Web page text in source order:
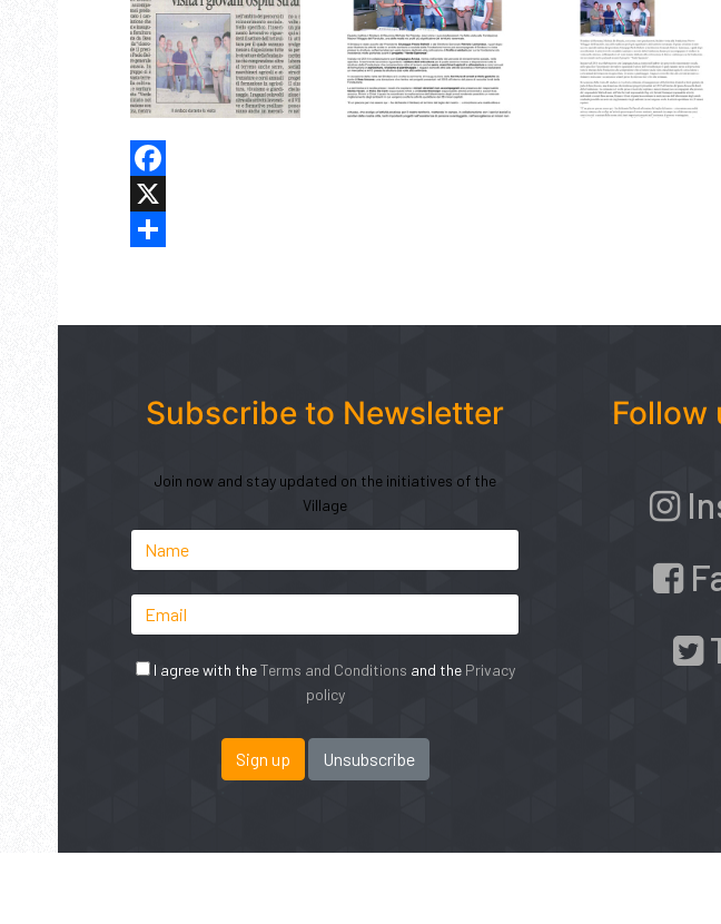
Facebook
X
Subscribe to Newsletter
Join now and stay updated on the initiatives of the
Village
I agree with theTerms and Conditions and the Privacy
policy
Follow